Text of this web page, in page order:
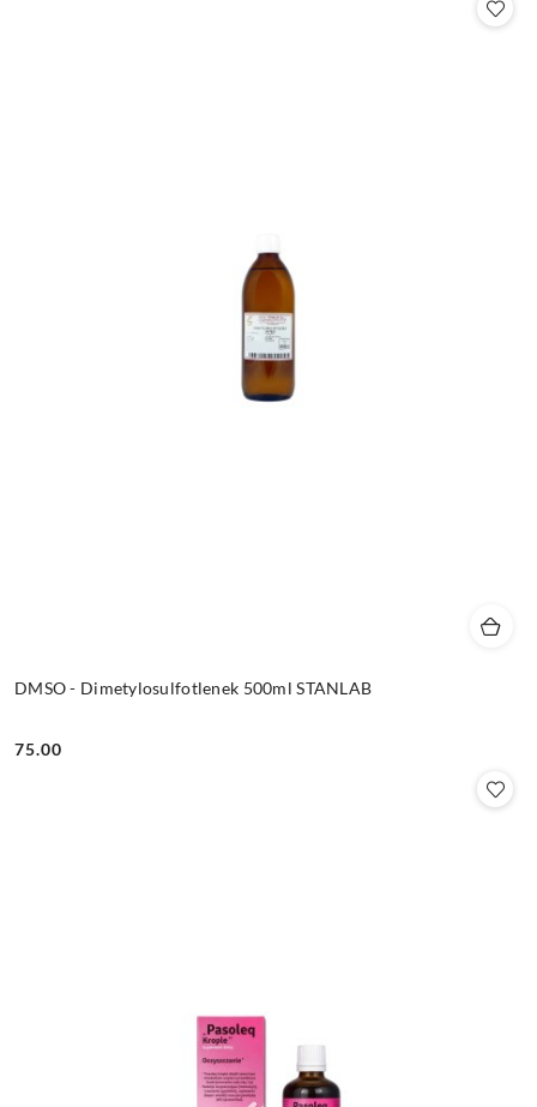
DMSO - Dimetylosulfotlenek 500ml STANLAB
Cena:
75.00